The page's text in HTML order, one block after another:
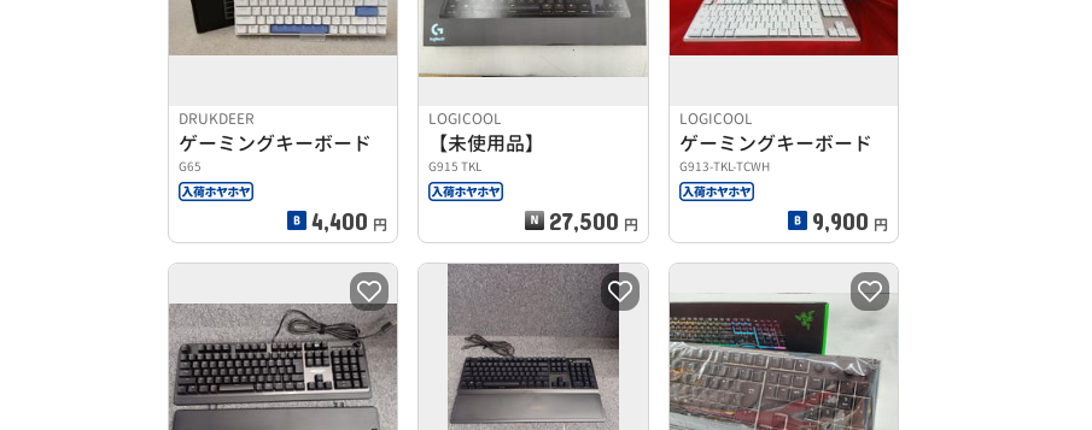
DRUKDEER
ゲーミングキーボード
G65
4,400 円
LOGICOOL
【未使用品】
G915 TKL
27,500 円
LOGICOOL
ゲーミングキーボード
G913-TKL-TCWH
9,900 円